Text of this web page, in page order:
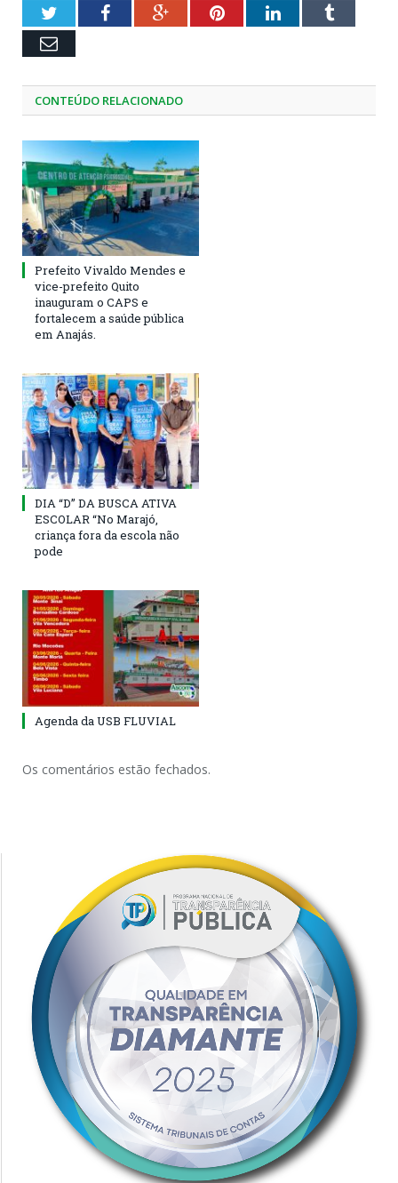
TwitterFacebookGoogle+PinterestLinkedInTumblr
Email
CONTEÚDO RELACIONADO
Prefeito Vivaldo Mendes e
vice-prefeito Quito
inauguram o CAPS e
fortalecem a saúde pública
em Anajás.
DIA “D” DA BUSCA ATIVA
ESCOLAR “No Marajó,
criança fora da escola não
pode
Agenda da USB FLUVIAL
Os comentários estão fechados.